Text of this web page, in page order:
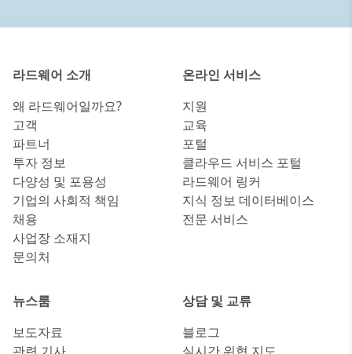
라드웨어 소개
왜 라드웨어일까요?
고객
파트너
투자 정보
다양성 및 포용성
기업의 사회적 책임
채용
사업장 소재지
문의처
온라인 서비스
지원
교육
포털
클라우드 서비스 포털
라드웨어 링커
지식 정보 데이터베이스
전문 서비스
뉴스룸
보도자료
관련 기사
상담 및 교류
블로그
실시간 위협 지도